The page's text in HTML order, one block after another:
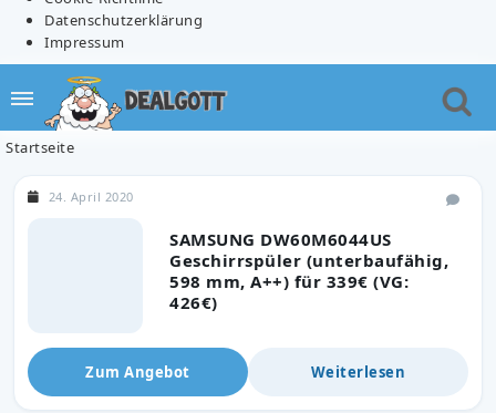
Datenschutzerklärung
Impressum
Startseite
SAMSUNG DW60M6044US
Geschirrspüler (unterbaufähig,
598 mm, A++) für 339€ (VG:
426€)
24. April 2020
Zum Angebot Weiterlesen